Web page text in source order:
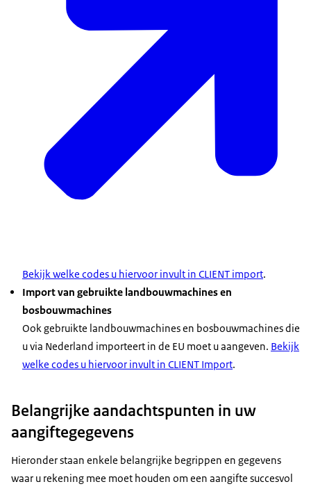
Bekijk welke codes u hiervoor invult in CLIENT import.
Import van gebruikte landbouwmachines en
bosbouwmachines
Ook gebruikte landbouwmachines en bosbouwmachines die
u via Nederland importeert in de EU moet u aangeven. Bekijk
welke codes u hiervoor invult in CLIENT Import.
Belangrijke aandachtspunten in uw
aangiftegegevens
Hieronder staan enkele belangrijke begrippen en gegevens
waar u rekening mee moet houden om een aangifte succesvol